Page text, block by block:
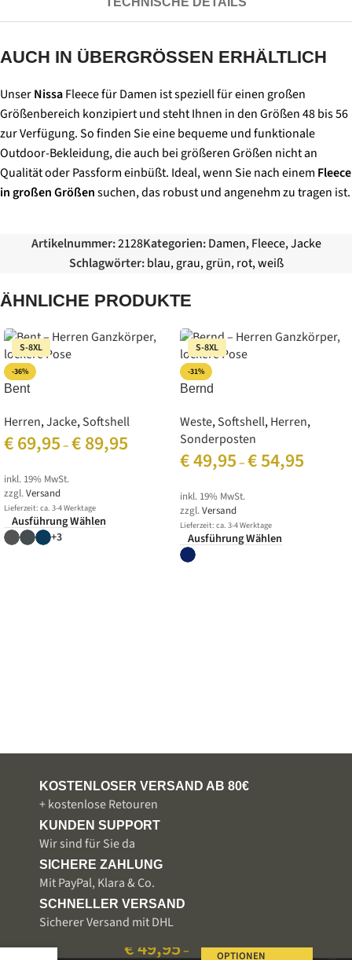
AUCH IN ÜBERGRÖSSEN ERHÄLTLICH
UnserNissaFleece für Damen ist speziell für einen großen
Größenbereich konzipiert und steht Ihnen in den Größen 48 bis 56
zur Verfügung. So finden Sie eine bequeme und funktionale
Outdoor-Bekleidung, die auch bei größeren Größen nicht an
Qualität oder Passform einbüßt. Ideal, wenn Sie nach einem Fleece
in großen Größensuchen, das robust und angenehm zu tragen ist.
Artikelnummer:2128Kategorien: Damen, Fleece,Jacke
Schlagwörter: blau, grau, grün, rot,weiß
ÄHNLICHE PRODUKTE
S-8XL
-36%
Bent
Herren,Jacke,Softshell
€69,95–€89,95
inkl. 19% MwSt.
zzgl.Versand
Lieferzeit: ca. 3-4 Werktage
Ausführung Wählen
+3
S-8XL
-31%
Bernd
Weste,Softshell,Herren,
Sonderposten
€49,95–€54,95
inkl. 19% MwSt.
zzgl.Versand
Lieferzeit: ca. 3-4 Werktage
Ausführung Wählen
KOSTENLOSER VERSAND AB 80€
+ kostenlose Retouren
KUNDEN SUPPORT
Wir sind für Sie da
SICHERE ZAHLUNG
Mit PayPal, Klara & Co.
SCHNELLER VERSAND
Sicherer Versand mit DHL
€49,95–
OPTIONEN